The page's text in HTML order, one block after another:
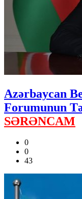
Azərbaycan
Forumunun
SƏRƏNCAM
0
0
43